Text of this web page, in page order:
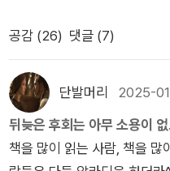
주의 전쟁, 그리고 아시아 침
협력해버린 자신들의 나약함
찰이 전개되던 시기가 있었
사상사적 연구>를 읽고 싶어
투는 서평과 같은 <장치>가
할 것 같다.. 그것이 저자가 바
적절한 체중을 유지할 가능
는 이런 습관들은 기꺼이 모
(244쪽) ​더 잘살고 더 많이
방접종을 받고, 담배를 피우
더 장수할 가능성이 높다. 연
건이 있다면, 편의점 도시락
공감 (26) 댓글 (7)
단발머리 2025-
뒤늦은 후회는 아무 소용이 없
책을 많이 읽는 사람, 책을